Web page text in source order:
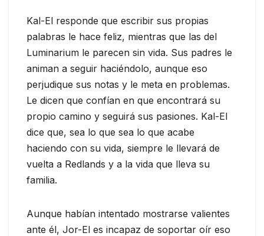
Kal-El responde que escribir sus propias
palabras le hace feliz, mientras que las del
Luminarium le parecen sin vida. Sus padres le
animan a seguir haciéndolo, aunque eso
perjudique sus notas y le meta en problemas.
Le dicen que confían en que encontrará su
propio camino y seguirá sus pasiones. Kal-El
dice que, sea lo que sea lo que acabe
haciendo con su vida, siempre le llevará de
vuelta a Redlands y a la vida que lleva su
familia.
Aunque habían intentado mostrarse valientes
ante él, Jor-El es incapaz de soportar oír eso